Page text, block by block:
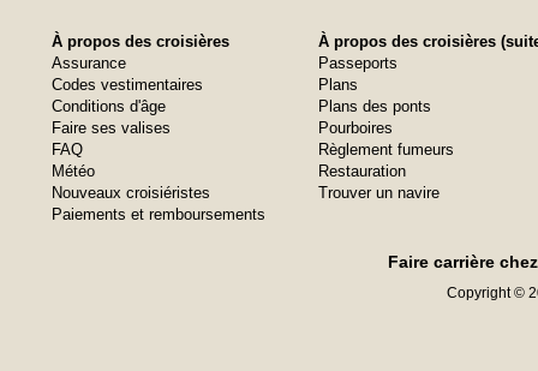
À propos des croisières
Assurance
Codes vestimentaires
Conditions d'âge
Faire ses valises
FAQ
Météo
Nouveaux croisiéristes
Paiements et remboursements
À propos des croisières
Passeports
Plans
Plans des ponts
Pourboires
Règlement fumeurs
Restauration
Trouver un navire
Faire carrière
Copyright ©